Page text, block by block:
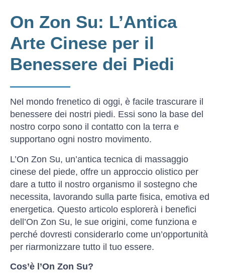
On Zon Su: L’Antica
Arte Cinese per il
Benessere dei Piedi
Nel mondo frenetico di oggi, è facile trascurare il
benessere dei nostri piedi. Essi sono la base del
nostro corpo sono il contatto con la terra e
supportano ogni nostro movimento.
L’On Zon Su, un’antica tecnica di massaggio
cinese del piede, offre un approccio olistico per
dare a tutto il nostro organismo il sostegno che
necessita, lavorando sulla parte fisica, emotiva ed
energetica. Questo articolo esplorerà i benefici
dell’On Zon Su, le sue origini, come funziona e
perché dovresti considerarlo come un’opportunità
per riarmonizzare tutto il tuo essere.
Cos’è l’On Zon Su?